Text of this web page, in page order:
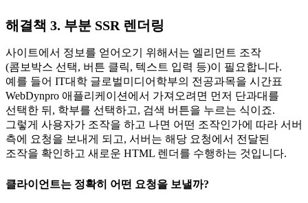
해결책 3. 부분 SSR 렌더링
사이트에서 정보를 얻어오기 위해서는 엘리먼트 조작
(콤보박스 선택, 버튼 클릭, 텍스트 입력 등)이 필요합니다.
예를 들어 IT대학 글로벌미디어학부의 전공과목을 시간표
WebDynpro 애플리케이션에서 가져오려면 먼저 단과대를
선택한 뒤, 학부를 선택하고, 검색 버튼을 누르는 식이죠.
그렇게 사용자가 조작을 하고 나면 어떤 조작인가에 따라 서버
측에 요청을 보내게 되고, 서버는 해당 요청에서 전달된
조작을 확인하고 새로운 HTML 렌더를 수행하는 것입니다.
클라이언트는 정확히 어떤 요청을 보낼까?